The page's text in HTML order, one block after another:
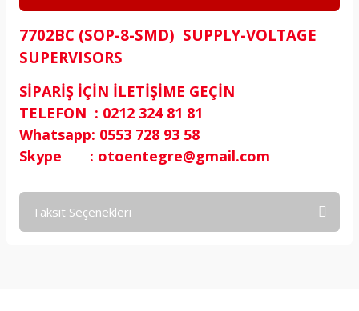
7702BC (SOP-8-SMD) SUPPLY-VOLTAGE
SUPERVISORS
SİPARİŞ İÇİN İLETİŞİME GEÇİN
TELEFON : 0212 324 81 81
Whatsapp: 0553 728 93 58
Skype : otoentegre@gmail.com
Taksit Seçenekleri